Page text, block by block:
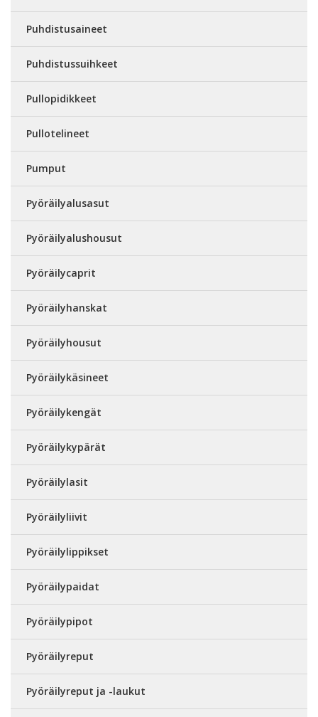
Puhdistusaineet
Puhdistussuihkeet
Pullopidikkeet
Pullotelineet
Pumput
Pyöräilyalusasut
Pyöräilyalushousut
Pyöräilycaprit
Pyöräilyhanskat
Pyöräilyhousut
Pyöräilykäsineet
Pyöräilykengät
Pyöräilykypärät
Pyöräilylasit
Pyöräilyliivit
Pyöräilylippikset
Pyöräilypaidat
Pyöräilypipot
Pyöräilyreput
Pyöräilyreput ja -laukut